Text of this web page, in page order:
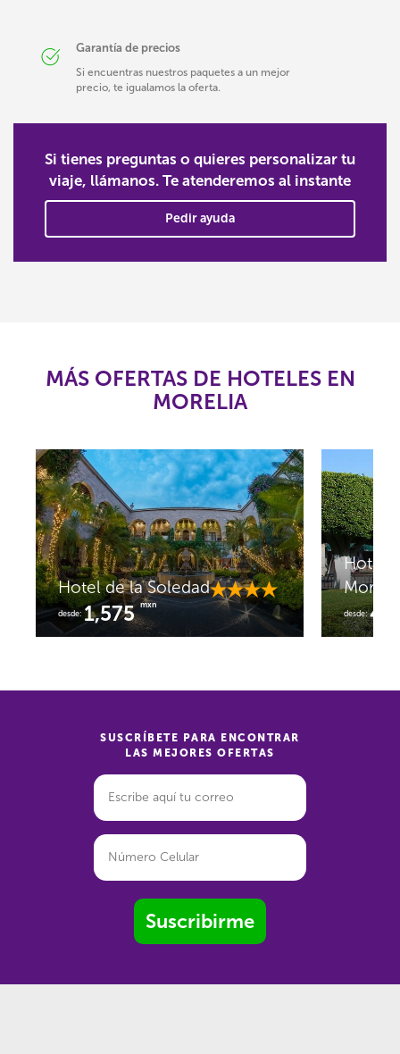
Garantía de precios
Si encuentras nuestros paquetes a un mejor
precio, te igualamos la oferta.
Si tienes preguntas o quieres personalizar tu
viaje, llámanos. Te atenderemos al instante
Pedir ayuda
MÁS OFERTAS DE HOTELES EN
MORELIA
Hotel de la Soledad
desde: 1,575mxn
Hotel
desde:
SUSCRÍBETE PARA ENCONTRAR
LAS MEJORES OFERTAS
Suscribirme